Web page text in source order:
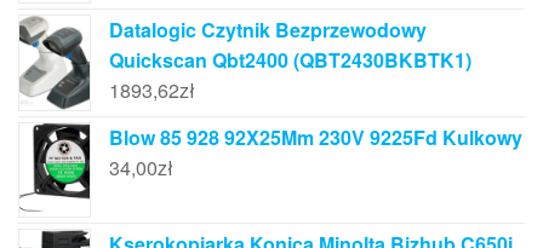
Datalogic Czytnik Bezprzewodowy
Quickscan Qbt2400 (QBT2430BKBTK1)
1893,62zł
Blow 85 928 92X25Mm 230V 9225Fd Kulkowy
34,00zł